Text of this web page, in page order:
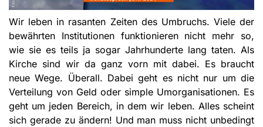
Wir leben in rasanten Zeiten des Umbruchs. Viele der
bewährten Institu­tionen funk­tio­nieren nicht mehr so,
wie sie es teils ja sogar Jahrhunderte lang taten. Als
Kirche sind wir da ganz vorn mit dabei. Es braucht
neue Wege. Überall. Dabei geht es nicht nur um die
Verteilung von Geld oder simple Umorganisationen. Es
geht um jeden Bereich, in dem wir leben. Alles scheint
sich gerade zu ändern! Und man muss nicht unbedingt